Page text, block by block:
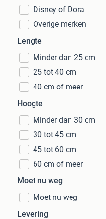
Disney of Dora
Overige merken
Lengte
Minder dan 25 cm
25 tot 40 cm
40 cm of meer
Hoogte
Minder dan 30 cm
30 tot 45 cm
45 tot 60 cm
60 cm of meer
Moet nu weg
Moet nu weg
Levering